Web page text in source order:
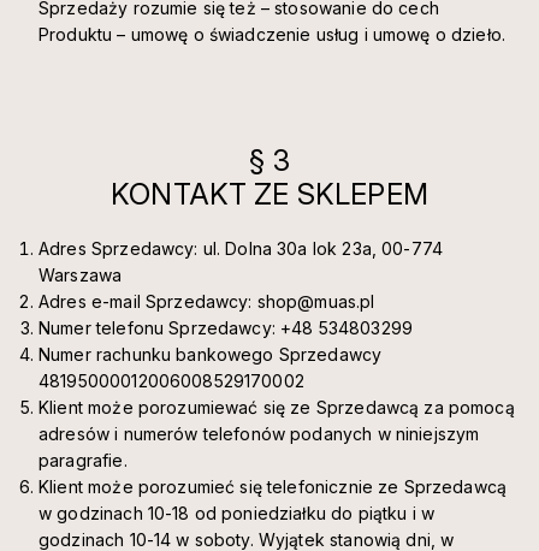
Sprzedaży rozumie się też – stosowanie do cech
Produktu – umowę o świadczenie usług i umowę o dzieło.
§ 3
KONTAKT ZE SKLEPEM
Adres Sprzedawcy: ul. Dolna 30a lok 23a, 00-774
Warszawa
Adres e-mail Sprzedawcy: shop@muas.pl
Numer telefonu Sprzedawcy: +48 534803299
Numer rachunku bankowego Sprzedawcy
48195000012006008529170002
Klient może porozumiewać się ze Sprzedawcą za pomocą
adresów i numerów telefonów podanych w niniejszym
paragrafie.
Klient może porozumieć się telefonicznie ze Sprzedawcą
w godzinach 10-18 od poniedziałku do piątku i w
godzinach 10-14 w soboty. Wyjątek stanowią dni, w